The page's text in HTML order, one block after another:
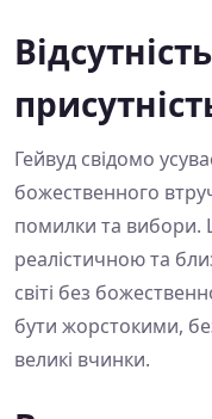
Гейвуд свідомо
божественного
помилки та вибори.
реалістичною та
світі без
бути жорстокими,
великі вчинки.